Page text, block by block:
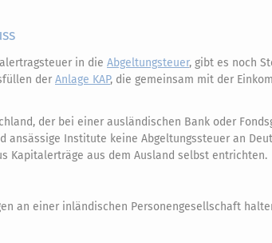
in die Abgeltungsteuer, gibt es noch
der Anlage KAP, die gemeinsam mit der
der bei einer ausländischen Bank oder
ansässige Institute keine Abgeltungssteuer an
Kapitalerträge aus dem Ausland selbst entrichten.
an einer inländischen Personengesellschaft